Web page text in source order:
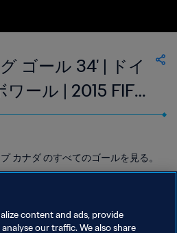
ゴール 34' | ドイ
ール | 2015 FIFA
プ カナダ
カナダ のすべてのゴールを見る。
content and ads, provide
our traffic. We also share